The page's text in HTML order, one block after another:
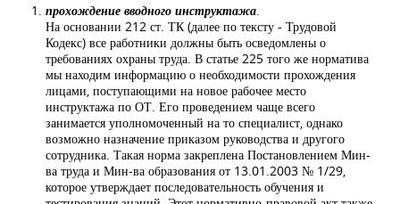
прохождение вводного инструктажа.
На основании 212 ст. ТК (далее по тексту - Трудовой
Кодекс) все работники должны быть осведомлены ο
требованиях охраны труда. В статье 225 того же норматива
мы находим информацию о необходимости прохождения
лицами, поступающими на новое рабочее место
инструктажа по ОТ. Его проведением чаще всего
занимается уполномоченный на то специалист, однако
возможно назначение приказом руководства и другого
сотрудника. Такая норма закреплена Постановлением Мин-
ва труда и Мин-ва образования от 13.01.2003 № 1/29,
которое утверждает последовательность обучения и